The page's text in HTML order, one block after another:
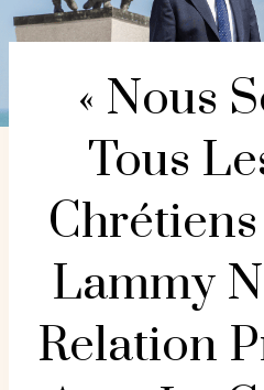
« Nous
Tous
Lammy
Relation